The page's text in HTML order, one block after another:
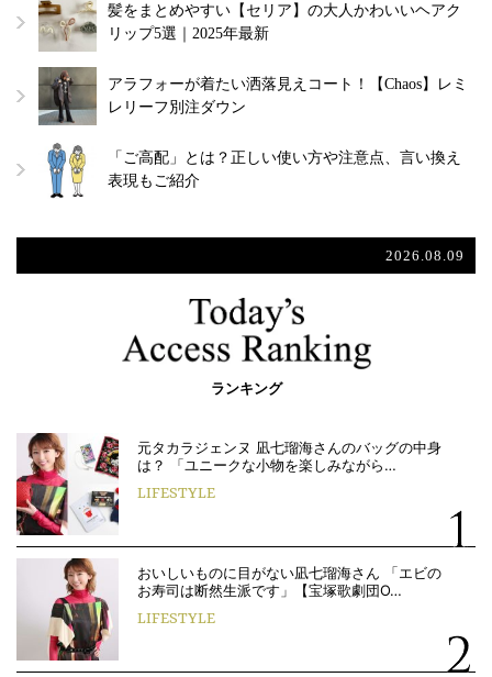
髪をまとめやすい【セリア】の大人かわいいヘアク
リップ5選｜2025年最新
アラフォーが着たい洒落見えコート！【Chaos】レミ
レリーフ別注ダウン
「ご高配」とは？正しい使い方や注意点、言い換え
表現もご紹介
2026.08.09
ランキング
元タカラジェンヌ 凪七瑠海さんのバッグの中身
は？ 「ユニークな小物を楽しみながら…
LIFESTYLE
おいしいものに目がない凪七瑠海さん 「エビの
お寿司は断然生派です」【宝塚歌劇団O…
LIFESTYLE